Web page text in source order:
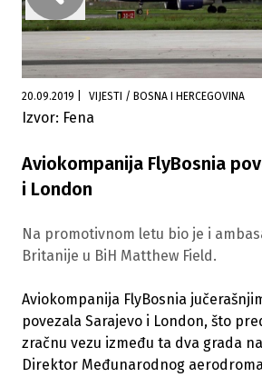
20.09.2019 VIJESTI / BOSNA I HERCEGOVINA
Izvor: Fena
Aviokompanija FlyBosnia
i London
Na promotivnom letu bio je i
Britanije u BiH Matthew Field.
Aviokompanija FlyBosnia
povezala Sarajevo i London, što
zračnu vezu između ta dva grada
Direktor Međunarodnog